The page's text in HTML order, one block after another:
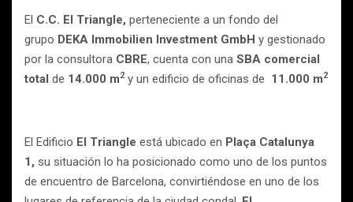
El C.C. El Triangle, perteneciente a un fondo del
grupo DEKA Immobilien Investment GmbH y gestionado
por la consultora CBRE, cuenta con una SBA comercial
total de 14.000 m2 y un edificio de oficinas de 11.000 m2
El Edificio El Triangle está ubicado en Plaça Catalunya
1, su situación lo ha posicionado como uno de los puntos
de encuentro de Barcelona, convirtiéndose en uno de los